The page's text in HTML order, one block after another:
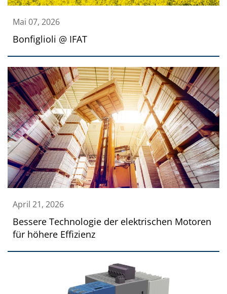
Mai 07, 2026
Bonfiglioli @ IFAT
April 21, 2026
Bessere Technologie der elektrischen Motoren
für höhere Effizienz